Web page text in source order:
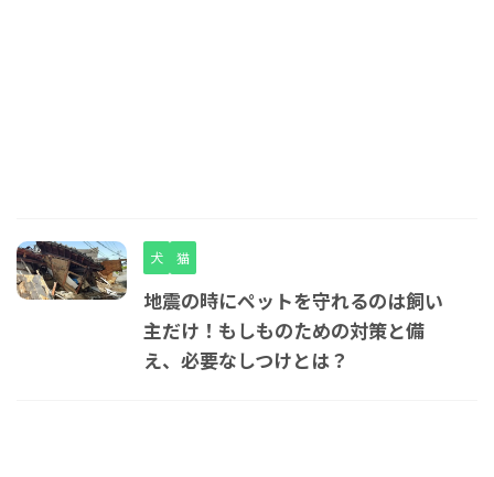
犬 猫
地震の時にペットを守れるのは飼い
主だけ！もしものための対策と備
え、必要なしつけとは？